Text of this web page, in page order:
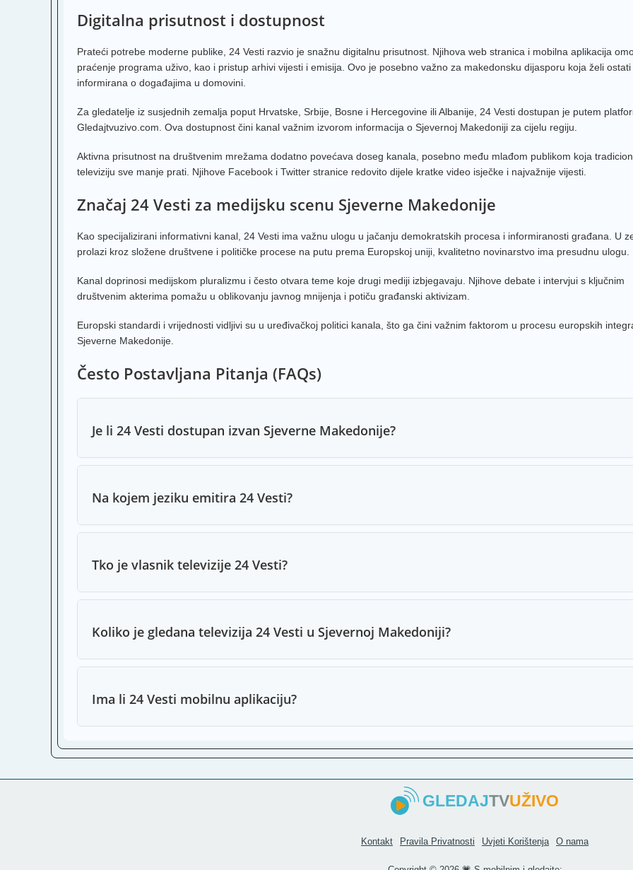
MRT
BIR TV
K1 TV
RTV
TVCG
RTV
Z1
Digitalna prisutnost i dostupnost
Prateći potrebe moderne publike, 24 Vesti razvio je snažnu digitalnu prisutnost. Njihova web stranica i mobilna aplikacija
praćenje programa uživo, kao i pristup arhivi vijesti i emisija. Ovo je posebno važno za makedonsku dijasporu koja želi ostati
informirana o događajima u domovini.
Za gledatelje iz susjednih zemalja poput Hrvatske, Srbije, Bosne i Hercegovine ili Albanije, 24 Vesti dostupan je putem
Gledajtvuzivo.com. Ova dostupnost čini kanal važnim izvorom informacija o Sjevernoj Makedoniji za cijelu regiju.
Aktivna prisutnost na društvenim mrežama dodatno povećava doseg kanala, posebno među mlađom publikom koja
televiziju sve manje prati. Njihove Facebook i Twitter stranice redovito dijele kratke video isječke i najvažnije vijesti.
Značaj 24 Vesti za medijsku scenu Sjeverne Makedonije
Kao specijalizirani informativni kanal, 24 Vesti ima važnu ulogu u jačanju demokratskih procesa i informiranosti građana. U
prolazi kroz složene društvene i političke procese na putu prema Europskoj uniji, kvalitetno novinarstvo ima presudnu ulogu.
Kanal doprinosi medijskom pluralizmu i često otvara teme koje drugi mediji izbjegavaju. Njihove debate i intervjui s ključnim
društvenim akterima pomažu u oblikovanju javnog mnijenja i potiču građanski aktivizam.
Europski standardi i vrijednosti vidljivi su u uređivačkoj politici kanala, što ga čini važnim faktorom u procesu europskih
Sjeverne Makedonije.
Često Postavljana Pitanja (FAQs)
Je li 24 Vesti dostupan izvan Sjeverne Makedonije?
Na kojem jeziku emitira 24 Vesti?
Tko je vlasnik televizije 24 Vesti?
Koliko je gledana televizija 24 Vesti u Sjevernoj Makedoniji?
Ima li 24 Vesti mobilnu aplikaciju?
GLEDAJTVUŽIVO
Kontakt Pravila Privatnosti Uvjeti Korištenja O nama